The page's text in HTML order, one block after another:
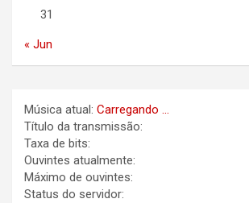
31
« Jun
Música atual: Carregando ...
Título da transmissão:
Taxa de bits:
Ouvintes atualmente:
Máximo de ouvintes:
Status do servidor: